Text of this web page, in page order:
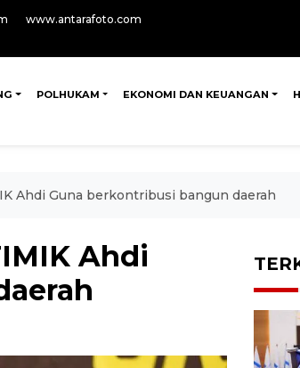
www.antarafoto.com
POLHUKAM EKONOMI DAN KEUANGAN
Ahdi Guna berkontribusi bangun daerah
Ahdi